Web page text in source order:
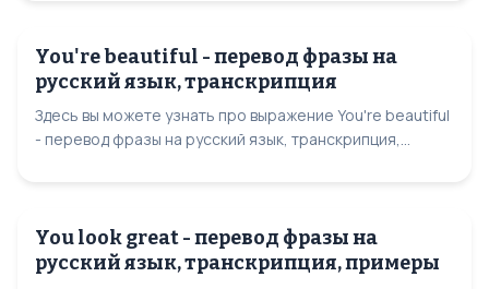
You're beautiful - перевод фразы на
русский язык, транскрипция
Здесь вы можете узнать про выражение You're beautiful
- перевод фразы на русский язык, транскрипция,...
You look great - перевод фразы на
русский язык, транскрипция, примеры